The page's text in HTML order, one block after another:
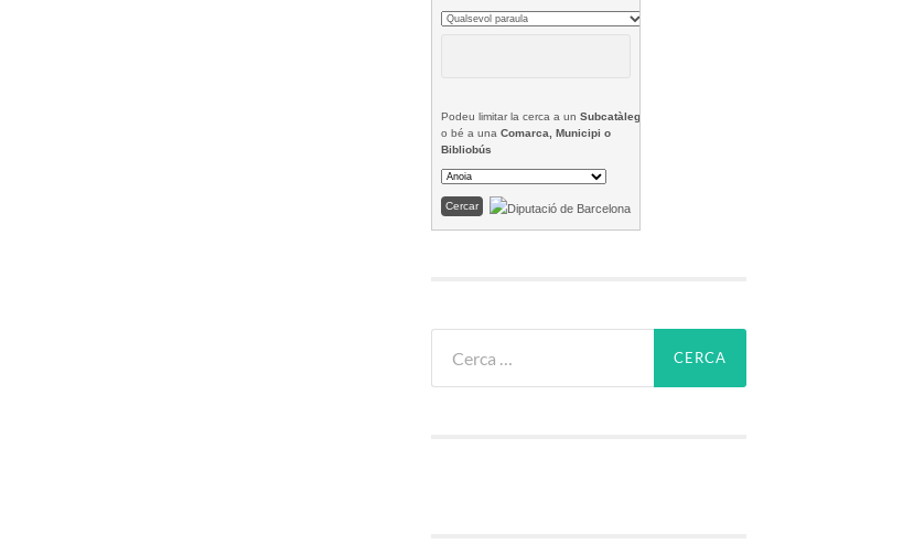
Podeu limitar la cerca a un Subcatàleg
o bé a una Comarca, Municipi o
Bibliobús